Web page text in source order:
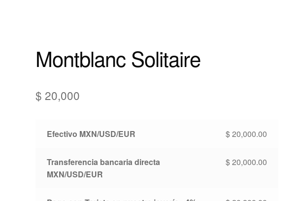
Montblanc Solitaire
$ 20,000
Efectivo MXN/USD/EUR $20,000.00
Transferencia bancaria directa
MXN/USD/EUR
$20,000.00